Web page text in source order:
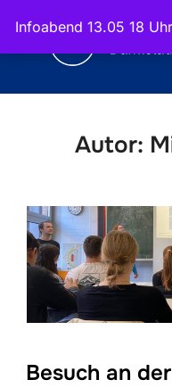
Infoabend 13.05 18
Inhalt
springen
Autor:
Besuch an